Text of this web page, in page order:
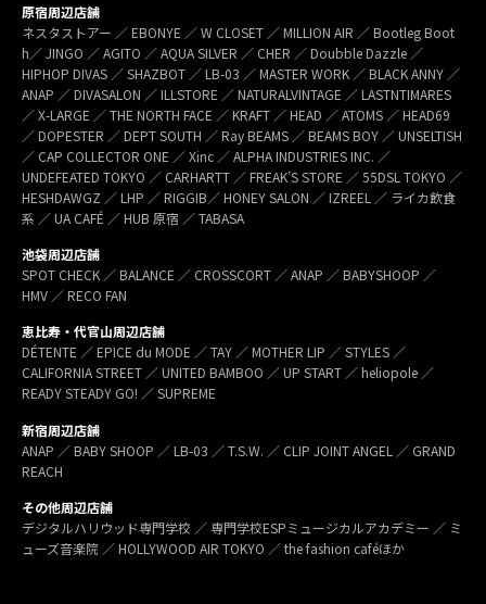
原宿周辺店舗
ネスタストアー ／ EBONYE ／ W CLOSET ／ MILLION AIR ／ Bootleg Boot
h／ JINGO ／ AGITO ／ AQUA SILVER ／ CHER ／ Doubble Dazzle ／
HIPHOP DIVAS ／ SHAZBOT ／ LB-03 ／ MASTER WORK ／ BLACK ANNY ／
ANAP ／ DIVASALON ／ ILLSTORE ／ NATURALVINTAGE ／ LASTNTIMARES
／ X-LARGE ／ THE NORTH FACE ／ KRAFT ／ HEAD ／ ATOMS ／ HEAD69
／ DOPESTER ／ DEPT SOUTH ／ Ray BEAMS ／ BEAMS BOY ／ UNSELTISH
／ CAP COLLECTOR ONE ／ Xinc ／ ALPHA INDUSTRIES INC. ／
UNDEFEATED TOKYO ／ CARHARTT ／ FREAK’S STORE ／ 55DSL TOKYO ／
HESHDAWGZ ／ LHP ／ RIGGIB／ HONEY SALON ／ IZREEL ／ ライカ飲食
系 ／ UA CAFÉ ／ HUB 原宿 ／ TABASA
池袋周辺店舗
SPOT CHECK ／ BALANCE ／ CROSSCORT ／ ANAP ／ BABYSHOOP ／
HMV ／ RECO FAN
恵比寿・代官山周辺店舗
DÉTENTE ／ EPICE du MODE ／ TAY ／ MOTHER LIP ／ STYLES ／
CALIFORNIA STREET ／ UNITED BAMBOO ／ UP START ／ heliopole ／
READY STEADY GO! ／ SUPREME
新宿周辺店舗
ANAP ／ BABY SHOOP ／ LB-03 ／ T.S.W. ／ CLIP JOINT ANGEL ／ GRAND
REACH
その他周辺店舗
デジタルハリウッド専門学校 ／ 専門学校ESPミュージカルアカデミー ／ ミ
ューズ音楽院 ／ HOLLYWOOD AIR TOKYO ／ the fashion caféほか